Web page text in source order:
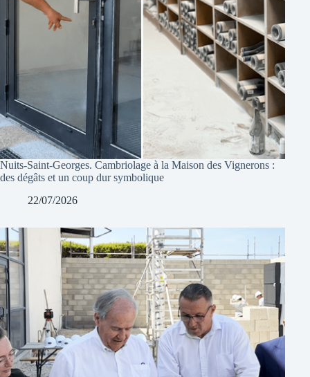
Nuits-Saint-Georges. Cambriolage à la Maison des Vignerons :
des dégâts et un coup dur symbolique
22/07/2026